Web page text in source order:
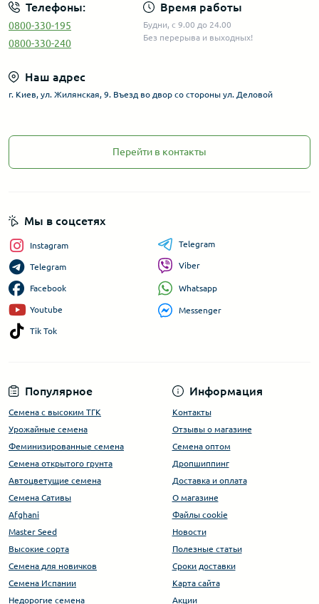
Телефоны:
0800-330-195
0800-330-240
Время работы
Будни, с 9.00 до 24.00
Без перерыва и выходных!
Наш адрес
г. Киев, ул. Жилянская, 9. Въезд во двор со стороны ул. Деловой
Перейти в контакты
Популярное
Семена с высоким ТГК
Урожайные семена
Феминизированные семена
Семена открытого грунта
Автоцветущие семена
Семена Сативы
Afghani
Master Seed
Высокие сорта
Cемена для новичков
Семена Испании
Недорогие семена
Информация
Контакты
Отзывы о магазине
Семена оптом
Дропшиппинг
Доставка и оплата
О магазине
Файлы cookie
Новости
Полезные статьи
Сроки доставки
Карта сайта
Акции
Мы в соцсетях
Instagram
Telegram
Facebook
Youtube
Tik Tok
Telegram
Viber
Whatsapp
Messenger